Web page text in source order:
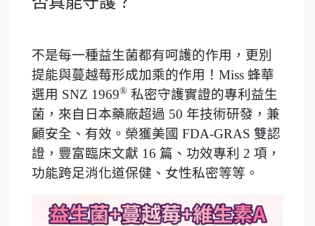
不是每一種益生菌都有呵護的作用，更別
提能與蔓越莓形成加乘的作用！Miss 蜂華
選用 SNZ 1969® 私密守護實證的專利益生
菌，來自日本藥廠超過 50 年技術研發，兼
顧安全、有效。榮獲美國 FDA-GRAS 雙認
證，豐富臨床文獻 16 篇、功效專利 2 項，
功能跨足消化道保健、女性私密等等。